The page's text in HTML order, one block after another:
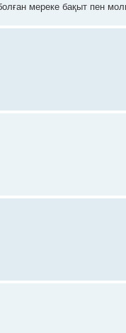
мереке бақыт пен